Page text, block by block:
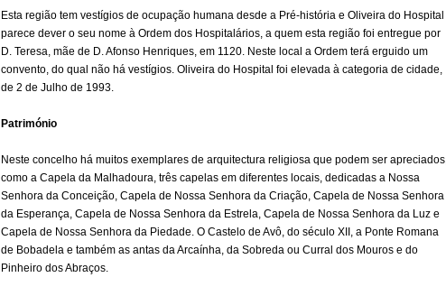
Esta região tem vestígios de ocupação humana desde a Pré-história e Oliveira do Hospital
parece dever o seu nome à Ordem dos Hospitalários, a quem esta região foi entregue por
D. Teresa, mãe de D. Afonso Henriques, em 1120. Neste local a Ordem terá erguido um
convento, do qual não há vestígios. Oliveira do Hospital foi elevada à categoria de cidade,
de 2 de Julho de 1993.
Património
Neste concelho há muitos exemplares de arquitectura religiosa que podem ser apreciados,
como a Capela da Malhadoura, três capelas em diferentes locais, dedicadas a Nossa
Senhora da Conceição, Capela de Nossa Senhora da Criação, Capela de Nossa Senhora
da Esperança, Capela de Nossa Senhora da Estrela, Capela de Nossa Senhora da Luz e
Capela de Nossa Senhora da Piedade. O Castelo de Avô, do século XII, a Ponte Romana
de Bobadela e também as antas da Arcaínha, da Sobreda ou Curral dos Mouros e do
Pinheiro dos Abraços.